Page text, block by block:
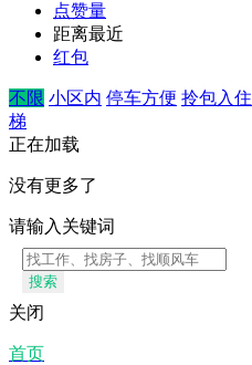
点赞量
距离最近
红包
不限 小区内 停车方便 拎包入住
梯
正在加载
没有更多了
请输入关键词
搜索
关闭
首页